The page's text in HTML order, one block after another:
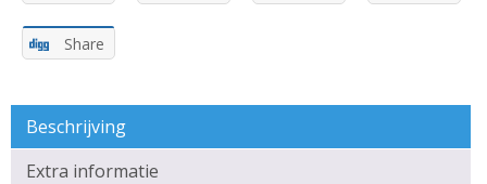
Share
Beschrijving
Extra informatie